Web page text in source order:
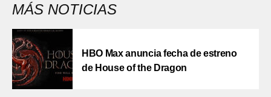
MÁS NOTICIAS
HBO Max anuncia fecha de estreno
de House of the Dragon